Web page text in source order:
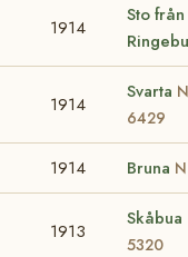
1914
Sto från
Ringebu
1914
Svarta N
6429
1914 Bruna
1913
5320